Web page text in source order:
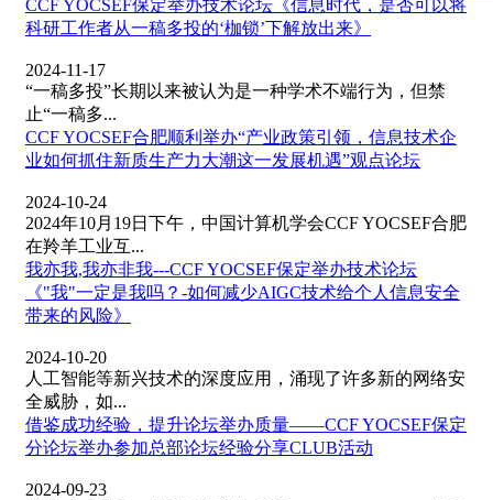
CCF YOCSEF保定举办技术论坛《信息时代，是否可以将
科研工作者从一稿多投的‘枷锁’下解放出来》
2024-11-17
“一稿多投”长期以来被认为是一种学术不端行为，但禁
止“一稿多...
CCF YOCSEF合肥顺利举办“产业政策引领，信息技术企
业如何抓住新质生产力大潮这一发展机遇”观点论坛
2024-10-24
2024年10月19日下午，中国计算机学会CCF YOCSEF合肥
在羚羊工业互...
我亦我,我亦非我---CCF YOCSEF保定举办技术论坛
《"我"一定是我吗？-如何减少AIGC技术给个人信息安全
带来的风险》
2024-10-20
人工智能等新兴技术的深度应用，涌现了许多新的网络安
全威胁，如...
借鉴成功经验，提升论坛举办质量——CCF YOCSEF保定
分论坛举办参加总部论坛经验分享CLUB活动
2024-09-23